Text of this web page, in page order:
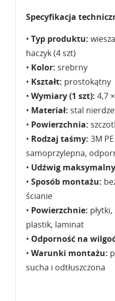
Specyfikacja
• Typ produktu:
haczyk (4 szt)
• Kolor: srebrny
• Kształt: prostokątny
• Wymiary (1 szt): 4,7
• Materiał: stal
• Powierzchnia:
• Rodzaj taśmy: 3M
samoprzylepna,
• Udźwig
• Sposób montażu:
ścianie
• Powierzchnie:
plastik, laminat
• Odporność na
• Warunki montażu:
sucha i odtłuszczona